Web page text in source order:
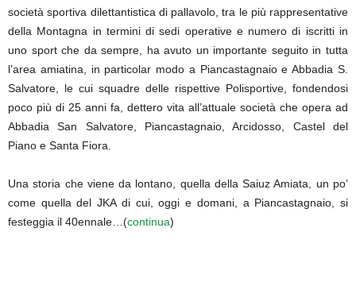
società sportiva dilettantistica di pallavolo, tra le più rappresentative
della Montagna in termini di sedi operative e numero di iscritti in
uno sport che da sempre, ha avuto un importante seguito in tutta
l’area amiatina, in particolar modo a Piancastagnaio e Abbadia S.
Salvatore, le cui squadre delle rispettive Polisportive, fondendosi
poco più di 25 anni fa, dettero vita all’attuale società che opera ad
Abbadia San Salvatore, Piancastagnaio, Arcidosso, Castel del
Piano e Santa Fiora.
Una storia che viene da lontano, quella della Saiuz Amiata, un po’
come quella del JKA di cui, oggi e domani, a Piancastagnaio, si
festeggia il 40ennale…(continua)